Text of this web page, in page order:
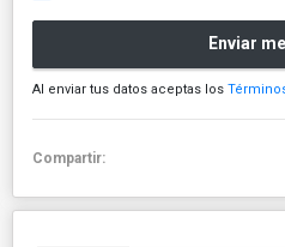
Enviar
Al enviar tus datos aceptas los
Compartir: